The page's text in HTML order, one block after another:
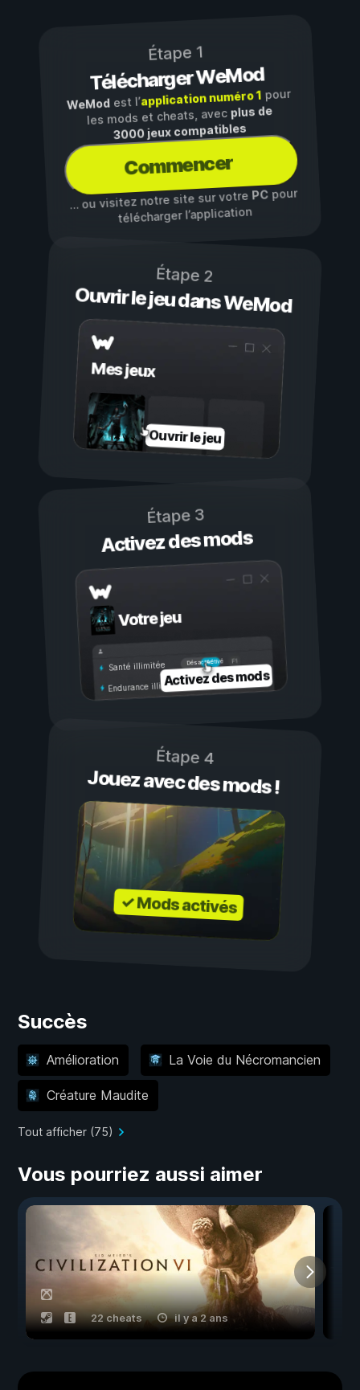
Étape 1
Télécharger WeMod
WeModest l’application numéro 1pour
les mods et cheats, avec plus de
3000 jeux compatibles
Commencer
… ou visitez notre site sur votre PCpour
télécharger l’application
Étape 2
Ouvrir le jeu dans WeMod
Mes jeux
Ouvrir le jeu
Étape 3
Activez des mods
Votre jeu
Activé
Désactivé
Santé illimitée
Endurance illimitéeActivez des mods
Étape 4
Jouez avec des mods !
✓ Mods activés
Succès
Amélioration La Voie du Nécromancien
Créature Maudite
Tout afficher (75)
Vous pourriez aussi aimer
22 cheats il y a 2 ans